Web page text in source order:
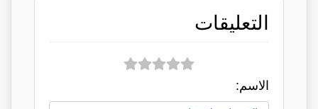
التعليقات
الاسم: